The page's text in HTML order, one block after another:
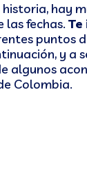
hay
las fechas.
puntos
y a
algunos
Colombia.